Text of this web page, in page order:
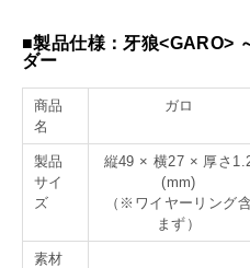
■製品仕様：牙狼<GARO>
ダー
商品
名
ガロ
製品
サイ
ズ
縦49 × 横27 × 厚さ
(mm)
（※ワイヤーリング含
まず）
素材